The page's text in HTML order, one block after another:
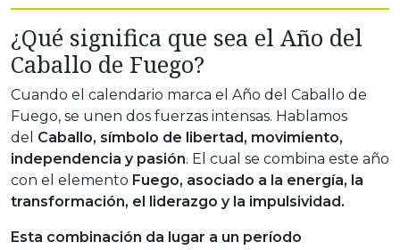
¿Qué significa que sea el Año del
Caballo de Fuego?
Cuando el calendario marca el Año del Caballo de
Fuego, se unen dos fuerzas intensas. Hablamos
del Caballo, símbolo de libertad, movimiento,
independencia y pasión. El cual se combina este año
con el elemento Fuego, asociado a la energía, la
transformación, el liderazgo y la impulsividad.
Esta combinación da lugar a un período